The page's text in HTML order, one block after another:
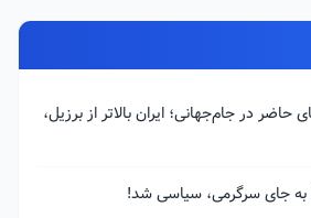
در جام‌جهانی؛ ایران بالاتر از برزیل،
جای سرگرمی، سیاسی شد!